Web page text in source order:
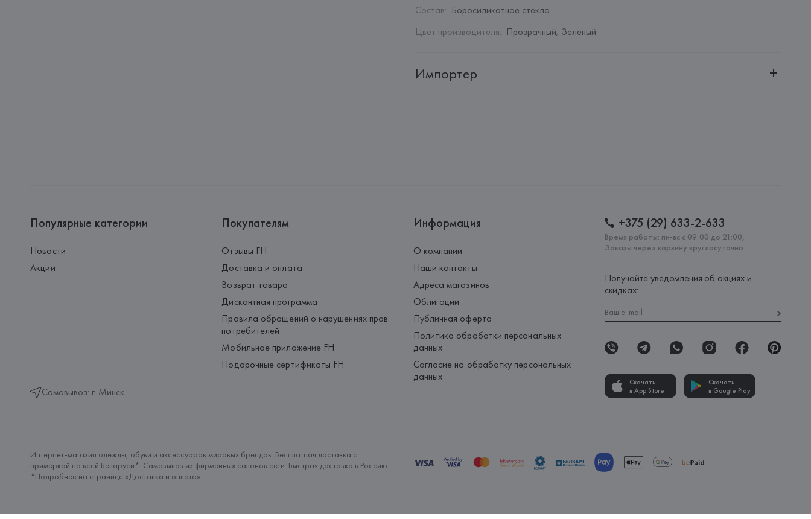
Состав: Боросиликатное стекло
Цвет производителя: Прозрачный; Зеленый
Импортер
Популярные категории
Новости
Акции
Самовывоз: г. Минск
Покупателям
Отзывы FH
Доставка и оплата
Возврат товара
Дисконтная программа
Правила обращений о нарушениях прав
потребителей
Мобильное приложение FH
Подарочные сертификаты FH
Информация
О компании
Наши контакты
Адреса магазинов
Облигации
Публичная оферта
Политика обработки персональных
данных
Согласие на обработку персональных
данных
+375 (29) 633-2-633
Время работы: пн-вс с 09:00 до 21:00,
Заказы через корзину круглосуточно
Получайте уведомления об акциях и
скидках:
Скачать
в App Store
Скачать
в Google Play
Интернет-магазин одежды, обуви и аксессуаров мировых брендов. Бесплатная доставка с
примеркой по всей Беларуси*. Самовывоз из фирменных салонов сети. Быстрая доставка в Россию.
*Подробнее на странице «Доставка и оплата»